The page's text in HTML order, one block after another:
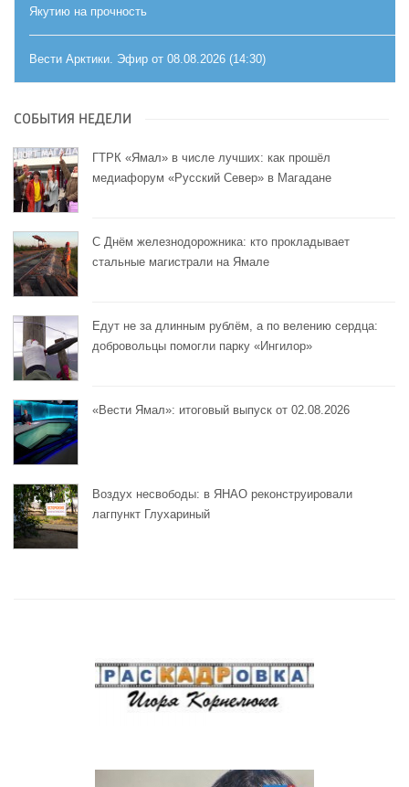
Якутию на прочность
Вести Арктики. Эфир от 08.08.2026 (14:30)
СОБЫТИЯ НЕДЕЛИ
ГТРК «Ямал» в числе лучших: как прошёл
медиафорум «Русский Север» в Магадане
С Днём железнодорожника: кто прокладывает
стальные магистрали на Ямале
Едут не за длинным рублём, а по велению сердца:
добровольцы помогли парку «Ингилор»
«Вести Ямал»: итоговый выпуск от 02.08.2026
Воздух несвободы: в ЯНАО реконструировали
лагпункт Глухариный